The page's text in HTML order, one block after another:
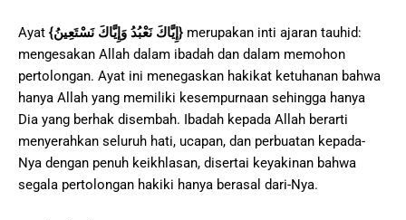
Ayat {إِيَّاكَ نَعْبُدُ وَإِيَّاكَ نَسْتَعِينُ} merupakan inti ajaran tauhid:
mengesakan Allah dalam ibadah dan dalam memohon
pertolongan. Ayat ini menegaskan hakikat ketuhanan bahwa
hanya Allah yang memiliki kesempurnaan sehingga hanya
Dia yang berhak disembah. Ibadah kepada Allah berarti
menyerahkan seluruh hati, ucapan, dan perbuatan kepada-
Nya dengan penuh keikhlasan, disertai keyakinan bahwa
segala pertolongan hakiki hanya berasal dari-Nya.